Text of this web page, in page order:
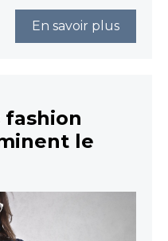
En savoir plus
fashion
le